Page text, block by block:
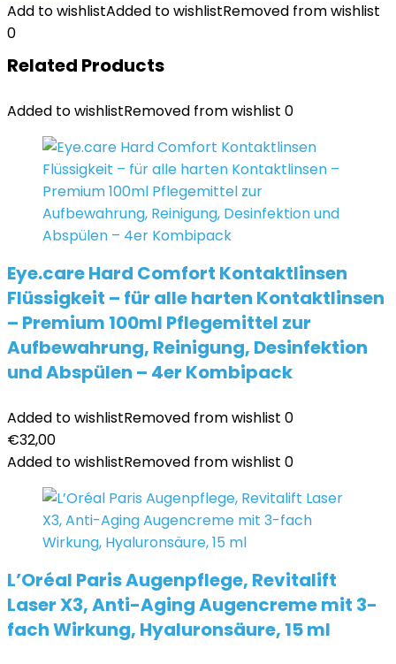
Add to wishlistAdded to wishlistRemoved from wishlist
0
Related Products
Added to wishlistRemoved from wishlist 0
Eye.care Hard Comfort Kontaktlinsen
Flüssigkeit – für alle harten Kontaktlinsen
– Premium 100ml Pflegemittel zur
Aufbewahrung, Reinigung, Desinfektion
und Abspülen – 4er Kombipack
Added to wishlistRemoved from wishlist 0
€32,00
Added to wishlistRemoved from wishlist 0
L’Oréal Paris Augenpflege, Revitalift
Laser X3, Anti-Aging Augencreme mit 3-
fach Wirkung, Hyaluronsäure, 15 ml